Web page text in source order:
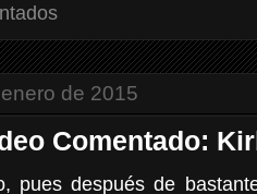
de 2015
Comentado:
pues después de